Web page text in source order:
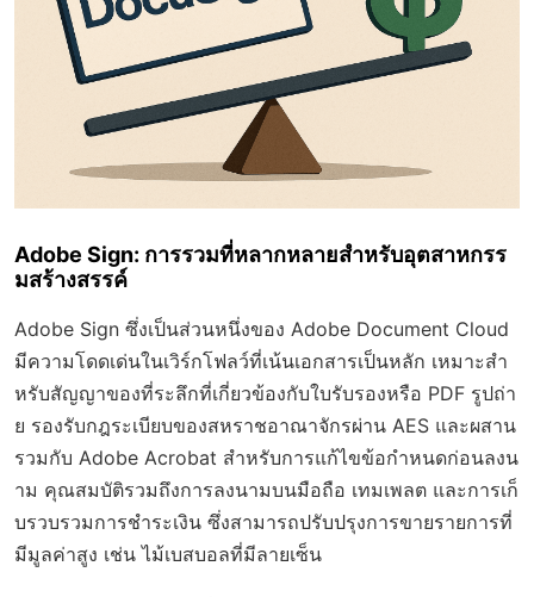
Adobe Sign: การรวมที่หลากหลายสำหรับอุตสาหกรร
มสร้างสรรค์
Adobe Sign ซึ่งเป็นส่วนหนึ่งของ Adobe Document Cloud
มีความโดดเด่นในเวิร์กโฟลว์ที่เน้นเอกสารเป็นหลัก เหมาะสำ
หรับสัญญาของที่ระลึกที่เกี่ยวข้องกับใบรับรองหรือ PDF รูปถ่า
ย รองรับกฎระเบียบของสหราชอาณาจักรผ่าน AES และผสาน
รวมกับ Adobe Acrobat สำหรับการแก้ไขข้อกำหนดก่อนลงน
าม คุณสมบัติรวมถึงการลงนามบนมือถือ เทมเพลต และการเก็
บรวบรวมการชำระเงิน ซึ่งสามารถปรับปรุงการขายรายการที่
มีมูลค่าสูง เช่น ไม้เบสบอลที่มีลายเซ็น